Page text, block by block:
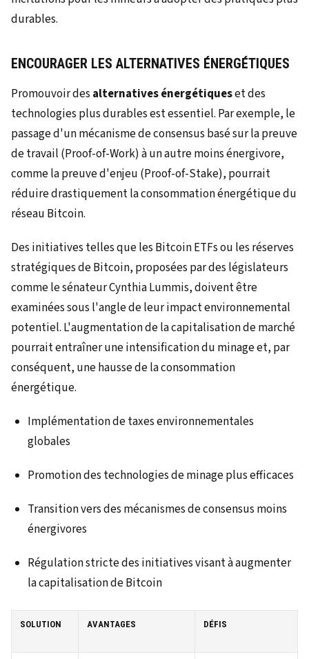
durables.
ENCOURAGER LES ALTERNATIVES ÉNERGÉTIQUES
Promouvoir des alternatives énergétiqueset des
technologies plus durables est essentiel. Par exemple, le
passage d'un mécanisme de consensus basé sur la preuve
de travail (Proof-of-Work) à un autre moins énergivore,
comme la preuve d'enjeu (Proof-of-Stake), pourrait
réduire drastiquement la consommation énergétique du
réseau Bitcoin.
Des initiatives telles que les Bitcoin ETFs ou les réserves
stratégiques de Bitcoin, proposées par des législateurs
comme le sénateur Cynthia Lummis, doivent être
examinées sous l'angle de leur impact environnemental
potentiel. L'augmentation de la capitalisation de marché
pourrait entraîner une intensification du minage et, par
conséquent, une hausse de la consommation
énergétique.
Implémentation de taxes environnementales
globales
Promotion des technologies de minage plus efficaces
Transition vers des mécanismes de consensus moins
énergivores
Régulation stricte des initiatives visant à augmenter
la capitalisation de Bitcoin
SOLUTION AVANTAGES DÉFIS